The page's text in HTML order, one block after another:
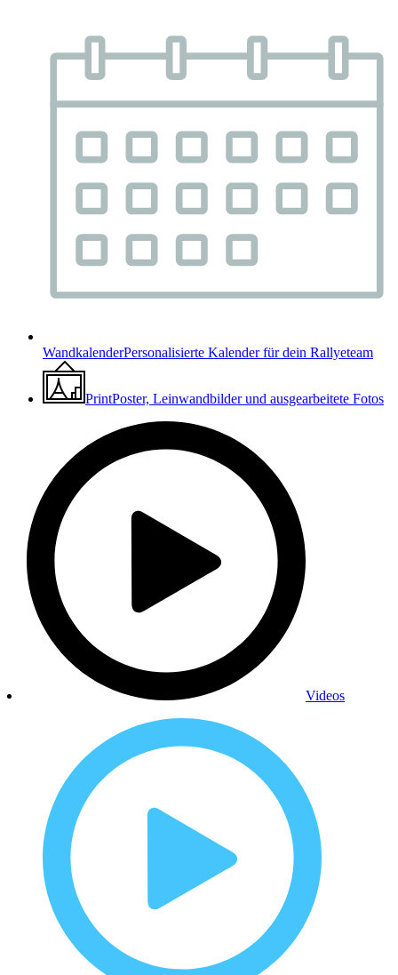
WandkalenderPersonalisierte Kalender für dein Rallyeteam
PrintPoster, Leinwandbilder und ausgearbeitete Fotos
Videos